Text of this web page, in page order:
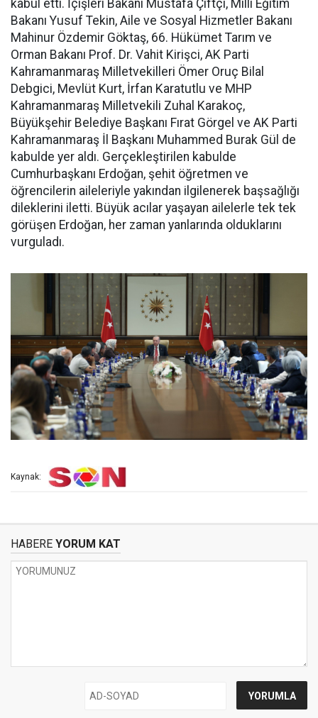
kabul etti. İçişleri Bakanı Mustafa Çiftçi, Milli Eğitim
Bakanı Yusuf Tekin, Aile ve Sosyal Hizmetler Bakanı
Mahinur Özdemir Göktaş, 66. Hükümet Tarım ve
Orman Bakanı Prof. Dr. Vahit Kirişci, AK Parti
Kahramanmaraş Milletvekilleri Ömer Oruç Bilal
Debgici, Mevlüt Kurt, İrfan Karatutlu ve MHP
Kahramanmaraş Milletvekili Zuhal Karakoç,
Büyükşehir Belediye Başkanı Fırat Görgel ve AK Parti
Kahramanmaraş İl Başkanı Muhammed Burak Gül de
kabulde yer aldı. Gerçekleştirilen kabulde
Cumhurbaşkanı Erdoğan, şehit öğretmen ve
öğrencilerin aileleriyle yakından ilgilenerek başsağlığı
dileklerini iletti. Büyük acılar yaşayan ailelerle tek tek
görüşen Erdoğan, her zaman yanlarında olduklarını
vurguladı.
Kaynak:
HABERE YORUM KAT